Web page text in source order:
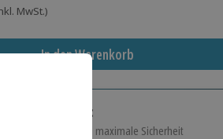
MwSt.)
In den Warenkorb
Geschenk:
volle Flexibilität und maximale Sicherheit